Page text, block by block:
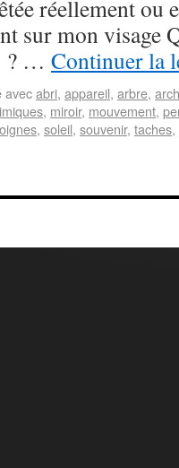
réellement ou
sur mon visage
? … Continuer la
avecabri, appareil, arbre,
, miroir, mouvement,
, soleil, souvenir, taches,